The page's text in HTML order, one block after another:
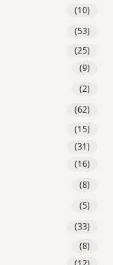
(10)
(53)
(25)
(9)
(2)
(62)
(15)
(31)
(16)
(8)
(5)
(33)
(8)